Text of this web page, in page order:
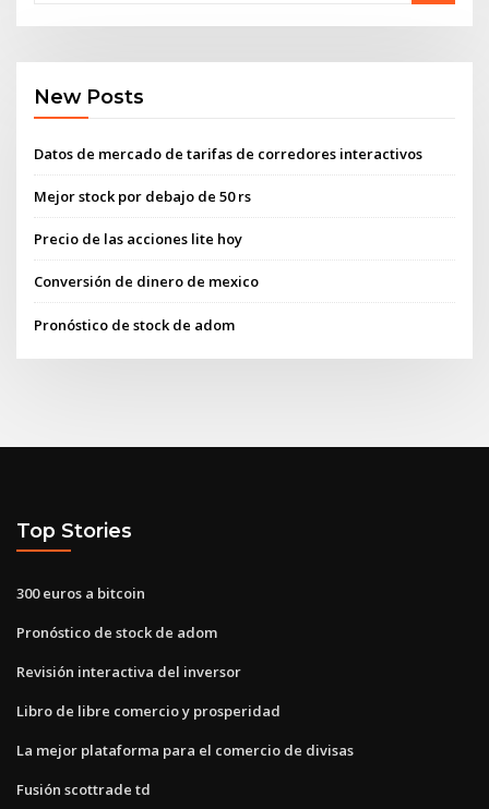
New Posts
Datos de mercado de tarifas de corredores interactivos
Mejor stock por debajo de 50 rs
Precio de las acciones lite hoy
Conversión de dinero de mexico
Pronóstico de stock de adom
Top Stories
300 euros a bitcoin
Pronóstico de stock de adom
Revisión interactiva del inversor
Libro de libre comercio y prosperidad
La mejor plataforma para el comercio de divisas
Fusión scottrade td